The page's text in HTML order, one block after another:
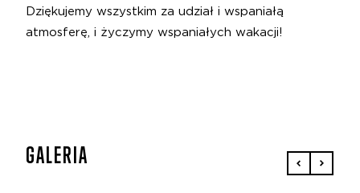
Dziękujemy wszystkim za udział i wspaniałą
atmosferę, i życzymy wspaniałych wakacji!
GALERIA